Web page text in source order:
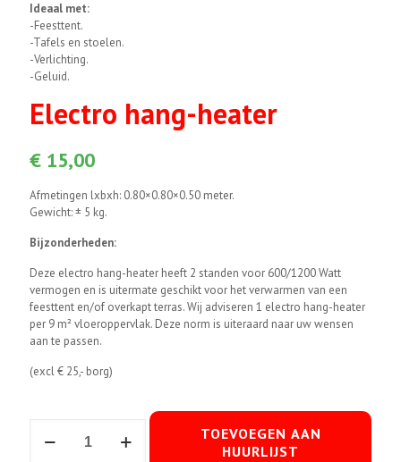
Ideaal met:
-Feesttent.
-Tafels en stoelen.
-Verlichting.
-Geluid.
Electro hang-heater
€ 15,00
Afmetingen lxbxh: 0.80×0.80×0.50 meter.
Gewicht: ± 5 kg.
Bijzonderheden:
Deze electro hang-heater heeft 2 standen voor 600/1200 Watt
vermogen en is uitermate geschikt voor het verwarmen van een
feesttent en/of overkapt terras. Wij adviseren 1 electro hang-heater
per 9 m² vloeroppervlak. Deze norm is uiteraard naar uw wensen
aan te passen.
(excl € 25,- borg)
hang-
TOEVOEGEN AAN
HUURLIJST